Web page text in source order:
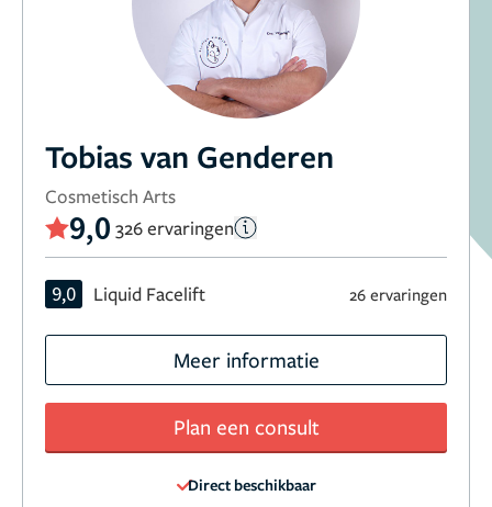
Tobias van Genderen
Cosmetisch Arts
9,0 326 ervaringen
9,0 Liquid Facelift 26 ervaringen
Meer informatie
Plan een consult
Direct beschikbaar